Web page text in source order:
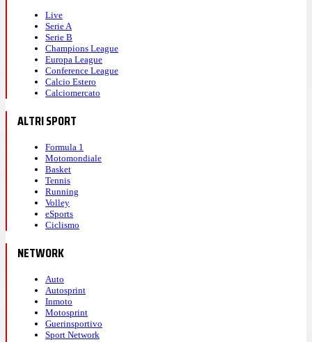
Live
Serie A
Serie B
Champions League
Europa League
Conference League
Calcio Estero
Calciomercato
ALTRI SPORT
Formula 1
Motomondiale
Basket
Tennis
Running
Volley
eSports
Ciclismo
NETWORK
Auto
Autosprint
Inmoto
Motosprint
Guerinsportivo
Sport Network